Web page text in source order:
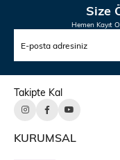
Size
Hemen Kayıt
Takipte Kal
KURUMSAL